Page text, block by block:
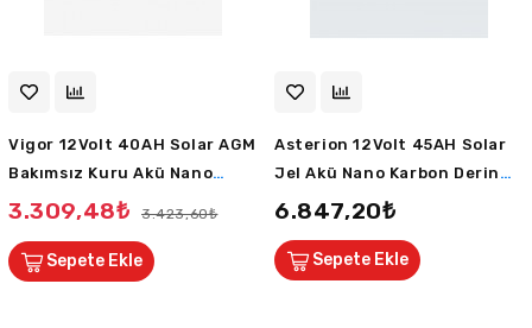
Vigor 12Volt 40AH Solar AGM
Bakımsız Kuru Akü Nano
Karbon Derin Deşarj 12 Sene
3.309,48₺ 3.423,60₺
Sepete Ekle
Asterion 12Volt 45AH Solar
Jel Akü Nano Karbon Derin
Deşarj 12 Sene Ömürlü
6.847,20₺
Sepete Ekle